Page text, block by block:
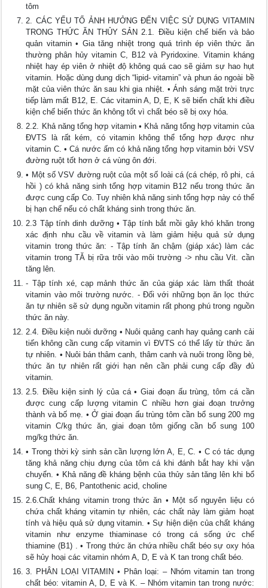
tôm
2. CÁC YẾU TỐ ẢNH HƯỞNG ĐẾN VIỆC SỬ DỤNG VITAMIN
TRONG THỨC ĂN THỦY SẢN 2.1. Điều kiện chế biến và bảo
quản vitamin • Gia tăng nhiệt trong quá trình ép viên thức ăn
thường phân hủy vitamin C, B12 và Pyridoxine. Vitamin kháng
nhiệt hay ép viên ở nhiệt độ không quá cao sẽ giảm sự hao hụt
vitamin. Hoặc dùng dung dịch “lipid- vitamin” và phun áo ngoài bề
mặt của viên thức ăn sau khi gia nhiệt. • Ánh sáng mặt trời trực
tiếp làm mất B12, E. Các vitamin A, D, E, K sẽ biến chất khi điều
kiện chế biến thức ăn không tốt vì chất béo sẽ bị oxy hóa.
2.2. Khả năng tổng hợp vitamin • Khả năng tổng hợp vitamin của
ĐVTS là rất kém, có vitamin không thể tổng hợp được như
vitamin C. • Cá nước ấm có khả năng tổng hợp vitamin bởi VSV
đường ruột tốt hơn ở cá vùng ôn đới.
• Một số VSV đường ruột của một số loài cá (cá chép, rô phi, cá
hồi ) có khả năng sinh tổng hợp vitamin B12 nếu trong thức ăn
được cung cấp Co. Tuy nhiên khả năng sinh tổng hợp này có thể
bị hạn chế nếu có chất kháng sinh trong thức ăn.
2.3 Tập tính dinh dưỡng • Tập tính bắt mồi gây khó khăn trong
xác định nhu cầu về vitamin và làm giảm hiệu quả sử dụng
vitamin trong thức ăn: - Tập tính ăn chậm (giáp xác) làm các
vitamin trong TĂ bị rữa trôi vào môi trường -> nhu cầu Vit. cần
tăng lên.
- Tập tính xé, cạp mảnh thức ăn của giáp xác làm thất thoát
vitamin vào môi trường nước. - Đối với những bọn ăn lọc thức
ăn tự nhiên sẽ sử dụng nguồn vitamin rất phong phú trong nguồn
thức ăn này.
2.4. Điều kiện nuôi dưỡng • Nuôi quảng canh hay quảng canh cải
tiến không cần cung cấp vitamin vì ĐVTS có thể lấy từ thức ăn
tự nhiên. • Nuôi bán thâm canh, thâm canh và nuôi trong lồng bè,
thức ăn tự nhiên rất giới hạn nên cần phải cung cấp đầy đủ
vitamin.
2.5. Điều kiện sinh lý của cá • Giai đoạn ấu trùng, tôm cá cần
được cung cấp lượng vitamin C nhiều hơn giai đoạn trưởng
thành và bố mẹ. • Ở giai đoạn ấu trùng tôm cần bổ sung 200 mg
vitamin C/kg thức ăn, giai đoạn tôm giống cần bổ sung 100
mg/kg thức ăn.
• Trong thời kỳ sinh sản cần lượng lớn A, E, C. • C có tác dụng
tăng khả năng chịu đựng của tôm cá khi đánh bắt hay khi vận
chuyển. • Khả năng đề kháng bệnh của thủy sản tăng lên khi bổ
sung C, E, B6, Pantothenic acid, choline
2.6.Chất kháng vitamin trong thức ăn • Một số nguyên liệu có
chứa chất kháng vitamin tự nhiên, các chất này làm giảm hoạt
tính và hiệu quả sử dụng vitamin. • Sự hiện diện của chất kháng
vitamin như enzyme thiaminase có trong cá sống ức chế
thiamine (B1) . • Trong thức ăn chứa nhiều chất béo sự oxy hóa
sẽ hủy hoại các vitamin nhóm A, D, E và K tan trong chất béo.
3. PHÂN LOẠI VITAMIN • Phân loại: – Nhóm vitamin tan trong
chất béo: vitamin A, D, E và K. – Nhóm vitamin tan trong nước: